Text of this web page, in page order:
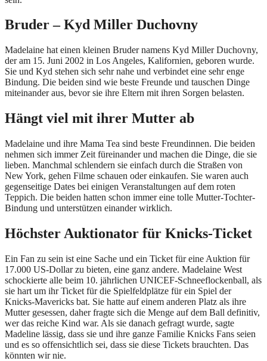
Bruder – Kyd Miller Duchovny
Madelaine hat einen kleinen Bruder namens Kyd Miller Duchovny,
der am 15. Juni 2002 in Los Angeles, Kalifornien, geboren wurde.
Sie und Kyd stehen sich sehr nahe und verbindet eine sehr enge
Bindung. Die beiden sind wie beste Freunde und tauschen Dinge
miteinander aus, bevor sie ihre Eltern mit ihren Sorgen belasten.
Hängt viel mit ihrer Mutter ab
Madelaine und ihre Mama Tea sind beste Freundinnen. Die beiden
nehmen sich immer Zeit füreinander und machen die Dinge, die sie
lieben. Manchmal schlendern sie einfach durch die Straßen von
New York, gehen Filme schauen oder einkaufen. Sie waren auch
gegenseitige Dates bei einigen Veranstaltungen auf dem roten
Teppich. Die beiden hatten schon immer eine tolle Mutter-Tochter-
Bindung und unterstützen einander wirklich.
Höchster Auktionator für Knicks-Ticket
Ein Fan zu sein ist eine Sache und ein Ticket für eine Auktion für
17.000 US-Dollar zu bieten, eine ganz andere. Madelaine West
schockierte alle beim 10. jährlichen UNICEF-Schneeflockenball, als
sie hart um ihr Ticket für die Spielfeldplätze für ein Spiel der
Knicks-Mavericks bat. Sie hatte auf einem anderen Platz als ihre
Mutter gesessen, daher fragte sich die Menge auf dem Ball definitiv,
wer das reiche Kind war. Als sie danach gefragt wurde, sagte
Madeline lässig, dass sie und ihre ganze Familie Knicks Fans seien
und es so offensichtlich sei, dass sie diese Tickets brauchten. Das
könnten wir nie.